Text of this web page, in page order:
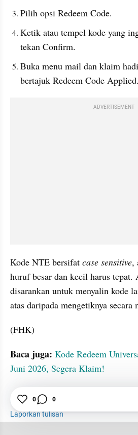
Pilih opsi Redeem Code.
Ketik atau tempel kode yang
tekan Confirm.
Buka menu mail dan klaim
bertajuk Redeem Code Applied.
ADVERTISEMENT
Kode NTE bersifat case sensitive,
huruf besar dan kecil harus tepat.
disarankan untuk menyalin kode
atas daripada mengetiknya secara
(FHK)
Baca juga: Kode Redeem
Juni 2026, Segera Klaim!
Game Kode
Laporkan tulisan
0 0